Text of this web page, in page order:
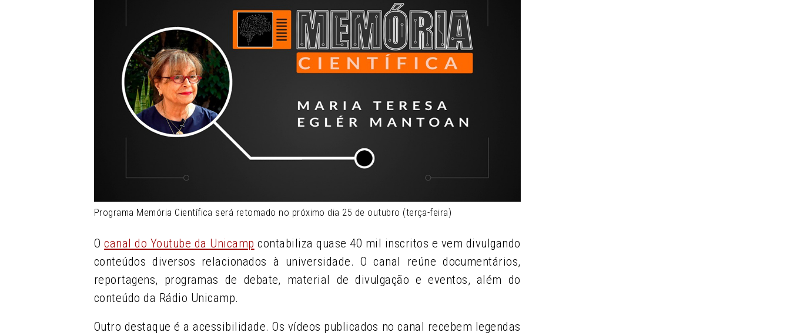
Programa Memória Científica será retomado no próximo dia 25 de outubro (terça-feira)
Ocanal do Youtube da Unicamp contabiliza quase 40 mil inscritos e vem divulgando
conteúdos diversos relacionados à universidade. O canal reúne documentários,
reportagens, programas de debate, material de divulgação e eventos, além do
conteúdo da Rádio Unicamp.
Outro destaque é a acessibilidade. Os vídeos publicados no canal recebem legendas